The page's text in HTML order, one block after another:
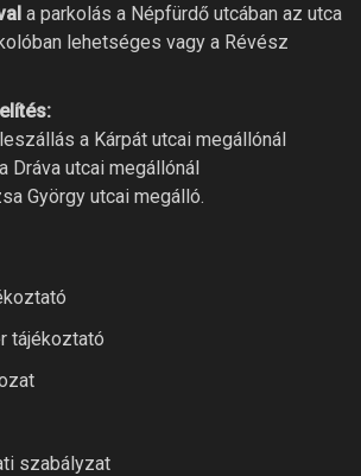
a parkolás a Népfürdő utcában az utca
lehetséges vagy a Révész
a Kárpát utcai megállónál
Dráva utcai megállónál
György utcai megálló.
tájékoztató
szabályzat
recepció